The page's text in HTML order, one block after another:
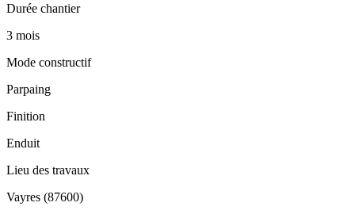
Durée chantier
3 mois
Mode constructif
Parpaing
Finition
Enduit
Lieu des travaux
Vayres (87600)